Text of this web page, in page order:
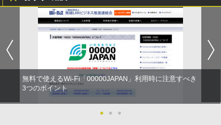
無料で使えるWi-Fi「00000JAPAN」利用時に注意すべき
3つのポイント
● ● ●